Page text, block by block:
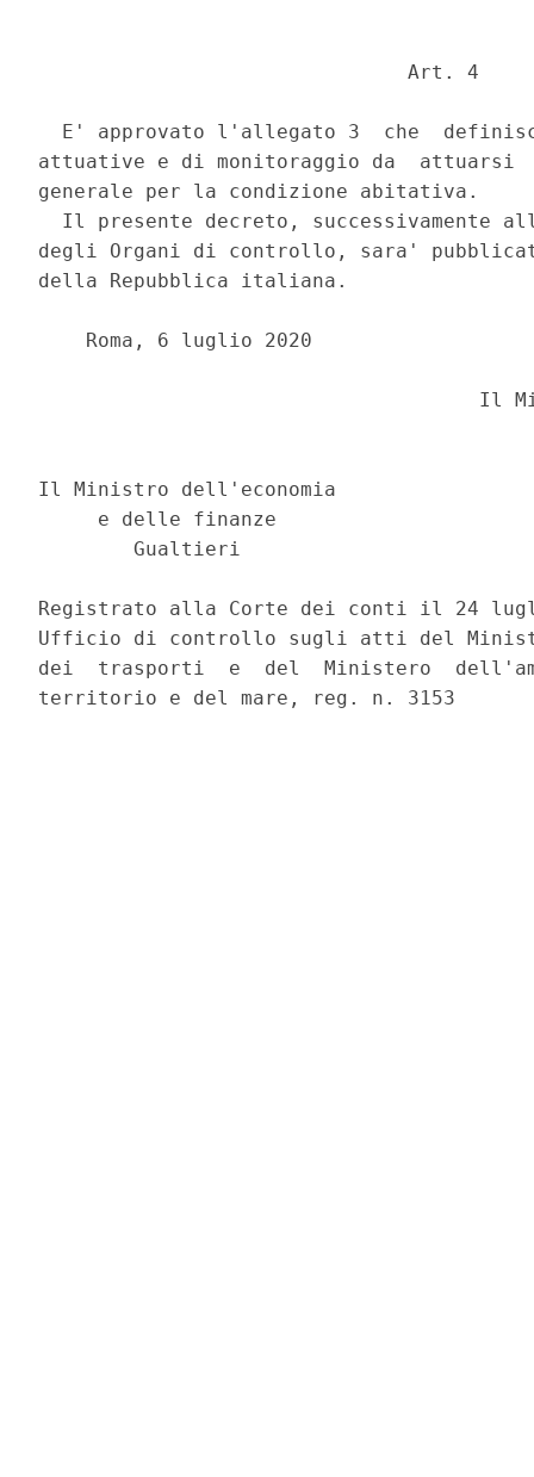
                               Art. 4
E' approvato l'allegato 3  che
attuative e di monitoraggio da
generale per la condizione abitativa.
Il presente decreto, successivamente
degli Organi di controllo, sara'
della Repubblica italiana.
    Roma, 6 luglio 2020
Il
Il Ministro dell'economia
     e delle finanze
        Gualtieri
Registrato alla Corte dei conti il 24
Ufficio di controllo sugli atti del
dei  trasporti  e  del  Ministero